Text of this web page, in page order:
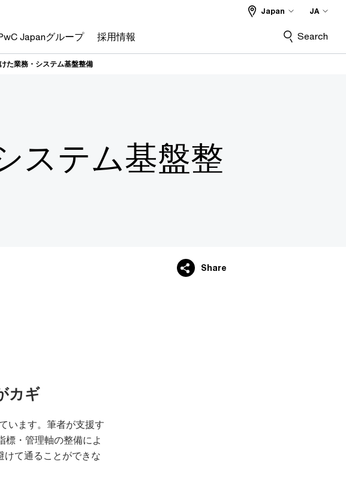
Japanグループ 採用情報
Japan JA
Search
た業務・システム基盤整備
ステム基盤整
Share
カギ
います。筆者が支援す
標・管理軸の整備によ
けて通ることができな